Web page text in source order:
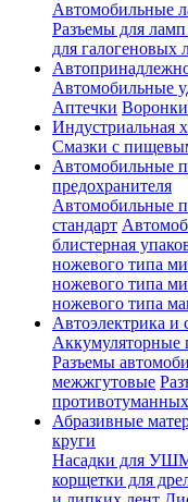
Автомобильные
Разъемы для
для галогеновых
Автомобильные
Аптечки Воронки
Индустриальная
Смазки с
Автомобильные
предохранителя
Автомобильные
стандарт
блистерная
ножевого типа
ножевого типа
ножевого типа
Автоэлектрика и
Аккумуляторные
Разъемы
межжгутовые
Абразивные
круги
Насадки для
корщетки для